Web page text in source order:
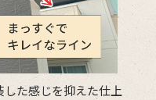
た感じを抑えた仕上